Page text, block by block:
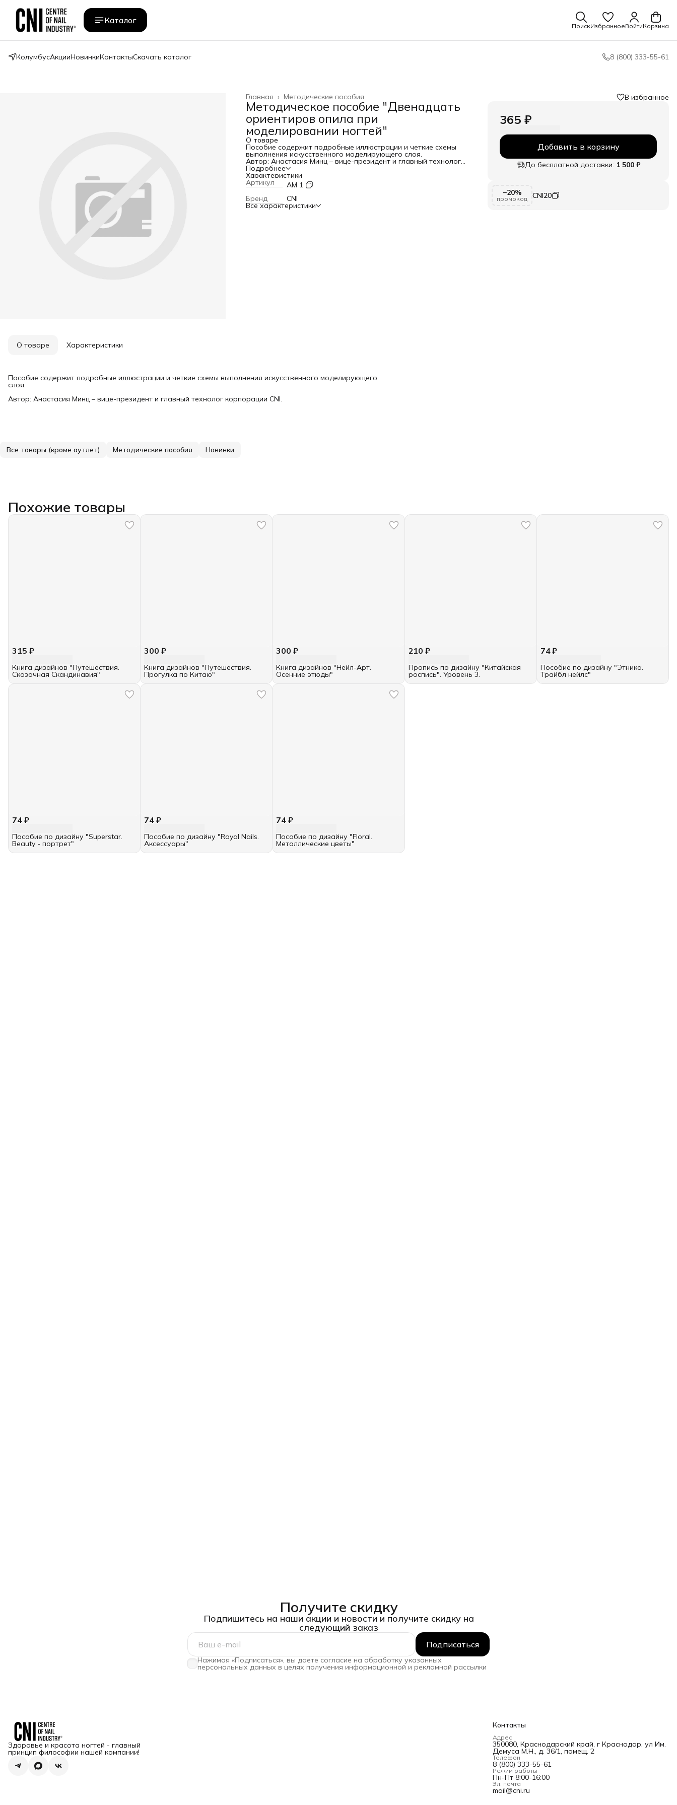
Каталог
ПоискИзбранноеВойтиКорзина
КолумбусАкцииНовинкиКонтактыСкачать каталог 8 (800) 333-55-61
Методические пособия
Главная ›
Методическое пособие "Двенадцать
ориентиров опила при
моделировании ногтей"
О товаре
Пособие содержит подробные иллюстрации и четкие схемы
выполнения искусственного моделирующего слоя.
Автор: Анастасия Минц – вице-президент и главный технолог
корпорации CNI.
Подробнее
Характеристики
Артикул
AM 1
Бренд
CNI
Все характеристики
В избранное
365 ₽
Добавить в корзину
До бесплатной доставки: 1 500 ₽
−20%
промокод CNI20
О товаре Характеристики
Пособие содержит подробные иллюстрации и четкие схемы выполнения искусственного моделирующего
слоя.
Автор: Анастасия Минц – вице-президент и главный технолог корпорации CNI.
Все товары (кроме аутлет) Методические пособия Новинки
Похожие товары
315 ₽
Книга дизайнов "Путешествия.
Сказочная Скандинавия"
300 ₽
Книга дизайнов "Путешествия.
Прогулка по Китаю"
300 ₽
Книга дизайнов "Нейл-Арт.
Осенние этюды"
210 ₽
Пропись по дизайну "Китайская
роспись". Уровень 3.
74 ₽
Пособие по дизайну "Этника.
Трайбл нейлс"
74 ₽
Пособие по дизайну "Superstar.
Beauty - портрет"
74 ₽
Пособие по дизайну "Royal Nails.
Аксессуары"
74 ₽
Пособие по дизайну "Floral.
Металлические цветы"
Получите скидку
Подпишитесь на наши акции и новости и получите скидку на
следующий заказ
Подписаться
Нажимая «Подписаться», вы даете согласие на обработку указанных
персональных данных в целях получения информационной и рекламной рассылки
Здоровье и красота ногтей - главный
принцип философии нашей компании!
Контакты
Адрес
350080, Краснодарский край, г Краснодар, ул Им.
Демуса М.Н., д. 36/1, помещ. 2
Телефон
8 (800) 333-55-61
Режим работы
Пн-Пт 8:00-16:00
Эл. почта
mail@cni.ru